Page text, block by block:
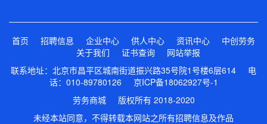
首页 招聘信息 企业中心 供人中心 资讯中心
中创劳务
关于我们
证书查询
网站举报
联系地址：北京市昌平区城南街道振兴路35号院1号楼6层614 电
话：010-89780126 京ICP备18062927号-1
劳务商城 版权所有 2018-2020
未经本站同意，不得转载本网站之所有招聘信息及作品